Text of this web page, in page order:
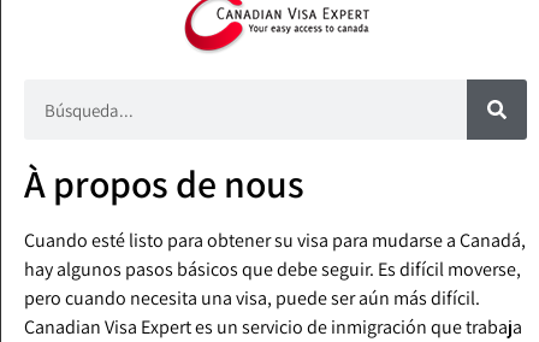
À propos de nous
Cuando esté listo para obtener su visa para mudarse a Canadá,
hay algunos pasos básicos que debe seguir. Es difícil moverse,
pero cuando necesita una visa, puede ser aún más difícil.
Canadian Visa Expert es un servicio de inmigración que trabaja